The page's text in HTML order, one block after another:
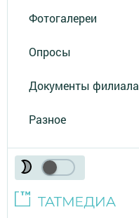
Фотогалереи
Опросы
Документы филиала
Разное